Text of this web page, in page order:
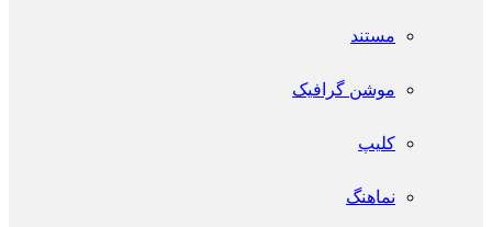
مستند
موشن گرافیک
کلیپ
نماهنگ